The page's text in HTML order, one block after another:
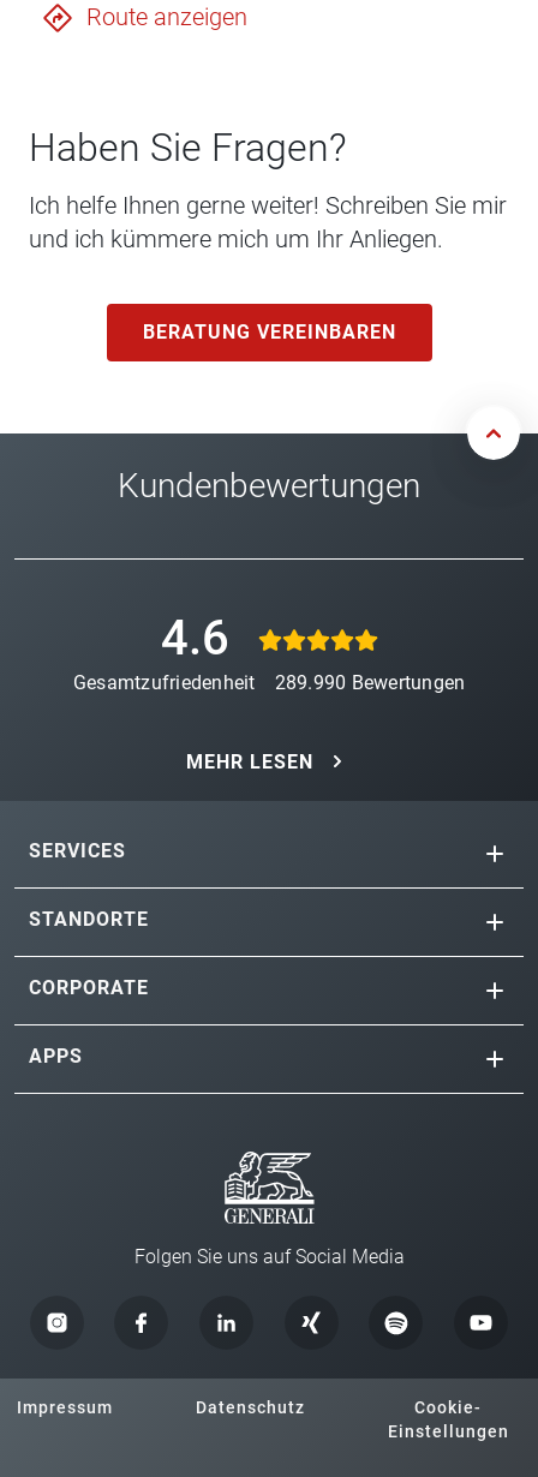
Route anzeigen
Haben Sie Fragen?
Ich helfe Ihnen gerne weiter! Schreiben Sie mir
und ich kümmere mich um Ihr Anliegen.
BERATUNG VEREINBAREN
Kundenbewertungen
4.6
Gesamtzufriedenheit 289.990 Bewertungen
MEHR LESEN
SERVICES
STANDORTE
CORPORATE
APPS
Folgen Sie uns auf Social Media
Impressum Datenschutz
Cookie-
Einstellungen